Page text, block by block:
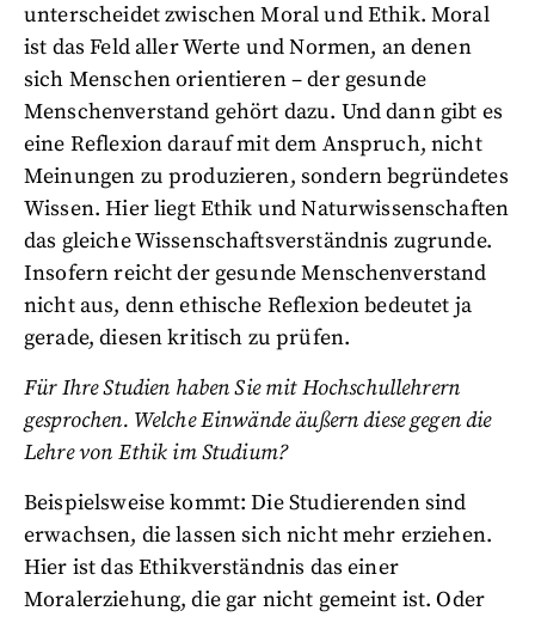
unterscheidet zwischen Moral und Ethik. Moral
ist das Feld aller Werte und Normen, an denen
sich Menschen orientieren – der gesunde
Menschenverstand gehört dazu. Und dann gibt es
eine Reflexion darauf mit dem Anspruch, nicht
Meinungen zu produzieren, sondern begründetes
Wissen. Hier liegt Ethik und Naturwissenschaften
das gleiche Wissenschaftsverständnis zugrunde.
Insofern reicht der gesunde Menschenverstand
nicht aus, denn ethische Reflexion bedeutet ja
gerade, diesen kritisch zu prüfen.
Für Ihre Studien haben Sie mit Hochschullehrern
gesprochen. Welche Einwände äußern diese gegen die
Lehre von Ethik im Studium?
Beispielsweise kommt: Die Studierenden sind
erwachsen, die lassen sich nicht mehr erziehen.
Hier ist das Ethikverständnis das einer
Moralerziehung, die gar nicht gemeint ist. Oder